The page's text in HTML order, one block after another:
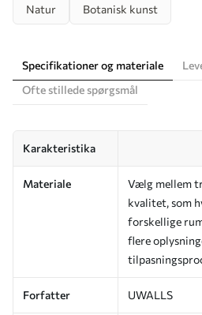
Natur Botanisk kunst
Specifikationer og materiale
Ofte stillede spørgsmål
Karakteristika
Materiale
Vælg mellem
kvalitet, som
forskellige
flere
Forfatter UWALLS